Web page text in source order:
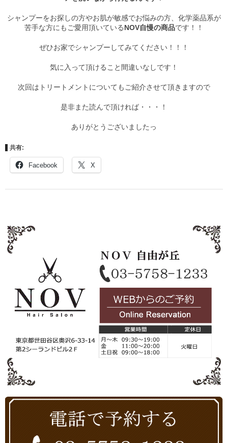
シャンプーをお探しの方やお肌が敏感でお悩みの方、化学薬品系が
苦手な方にもご愛用頂いているNOV自慢の商品です！！
ぜひお家でシャンプーしてみてください！！！
気に入って頂けること間違いなしです！
次回はトリートメントについてもご紹介させて頂きますので
是非また読んで頂ければ・・・！
ありがとうございましたっ
共有:
Facebook X